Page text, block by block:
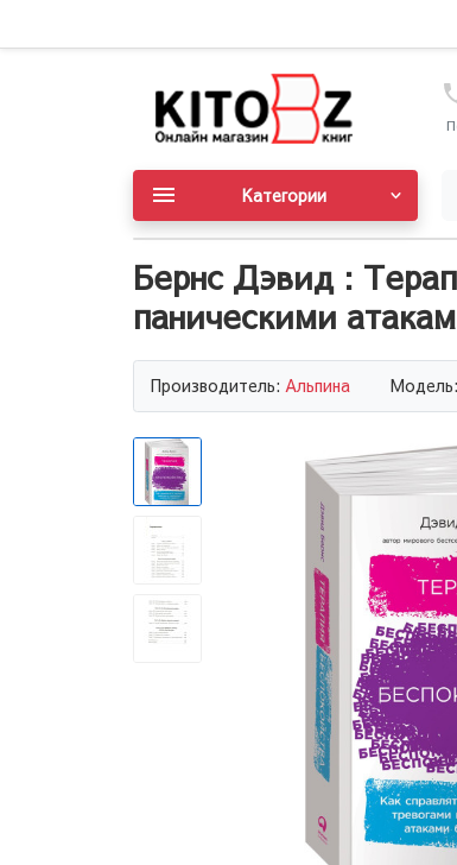
Категории
Бернс Дэвид :
паническими
Производитель: Альпина